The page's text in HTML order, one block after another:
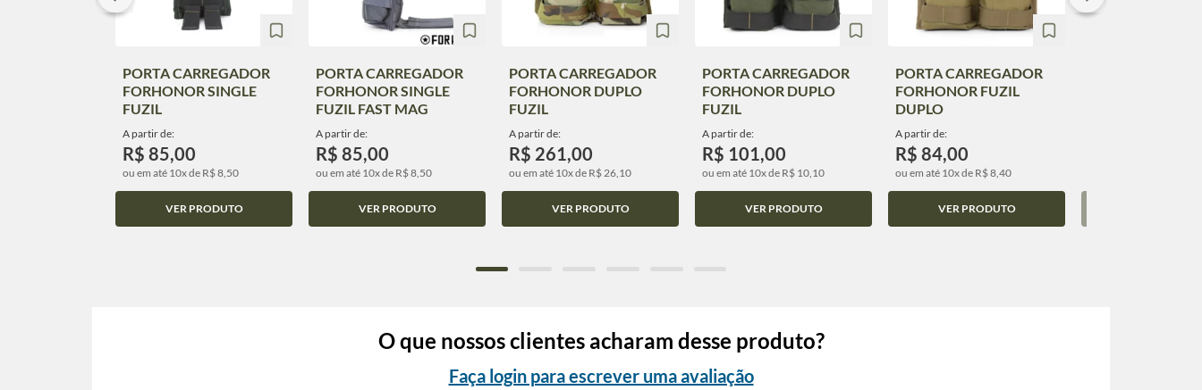
PORTA CARREGADOR
FORHONOR SINGLE
FUZIL
A partir de:
R$ 85,00
ou em até 10x de R$ 8,50
VER PRODUTO
PORTA CARREGADOR
FORHONOR SINGLE
FUZIL FAST MAG
A partir de:
R$ 85,00
ou em até 10x de R$ 8,50
VER PRODUTO
PORTA CARREGADOR
FORHONOR DUPLO
FUZIL
A partir de:
R$ 261,00
ou em até 10x de R$ 26,10
VER PRODUTO
PORTA CARREGADOR
FORHONOR DUPLO
FUZIL
A partir de:
R$ 101,00
ou em até 10x de R$ 10,10
VER PRODUTO
PORTA CARREGADOR
FORHONOR FUZIL
DUPLO
A partir de:
R$ 84,00
ou em até 10x de R$ 8,40
VER PRODUTO
O que nossos clientes acharam desse produto?
Faça login para escrever uma avaliação